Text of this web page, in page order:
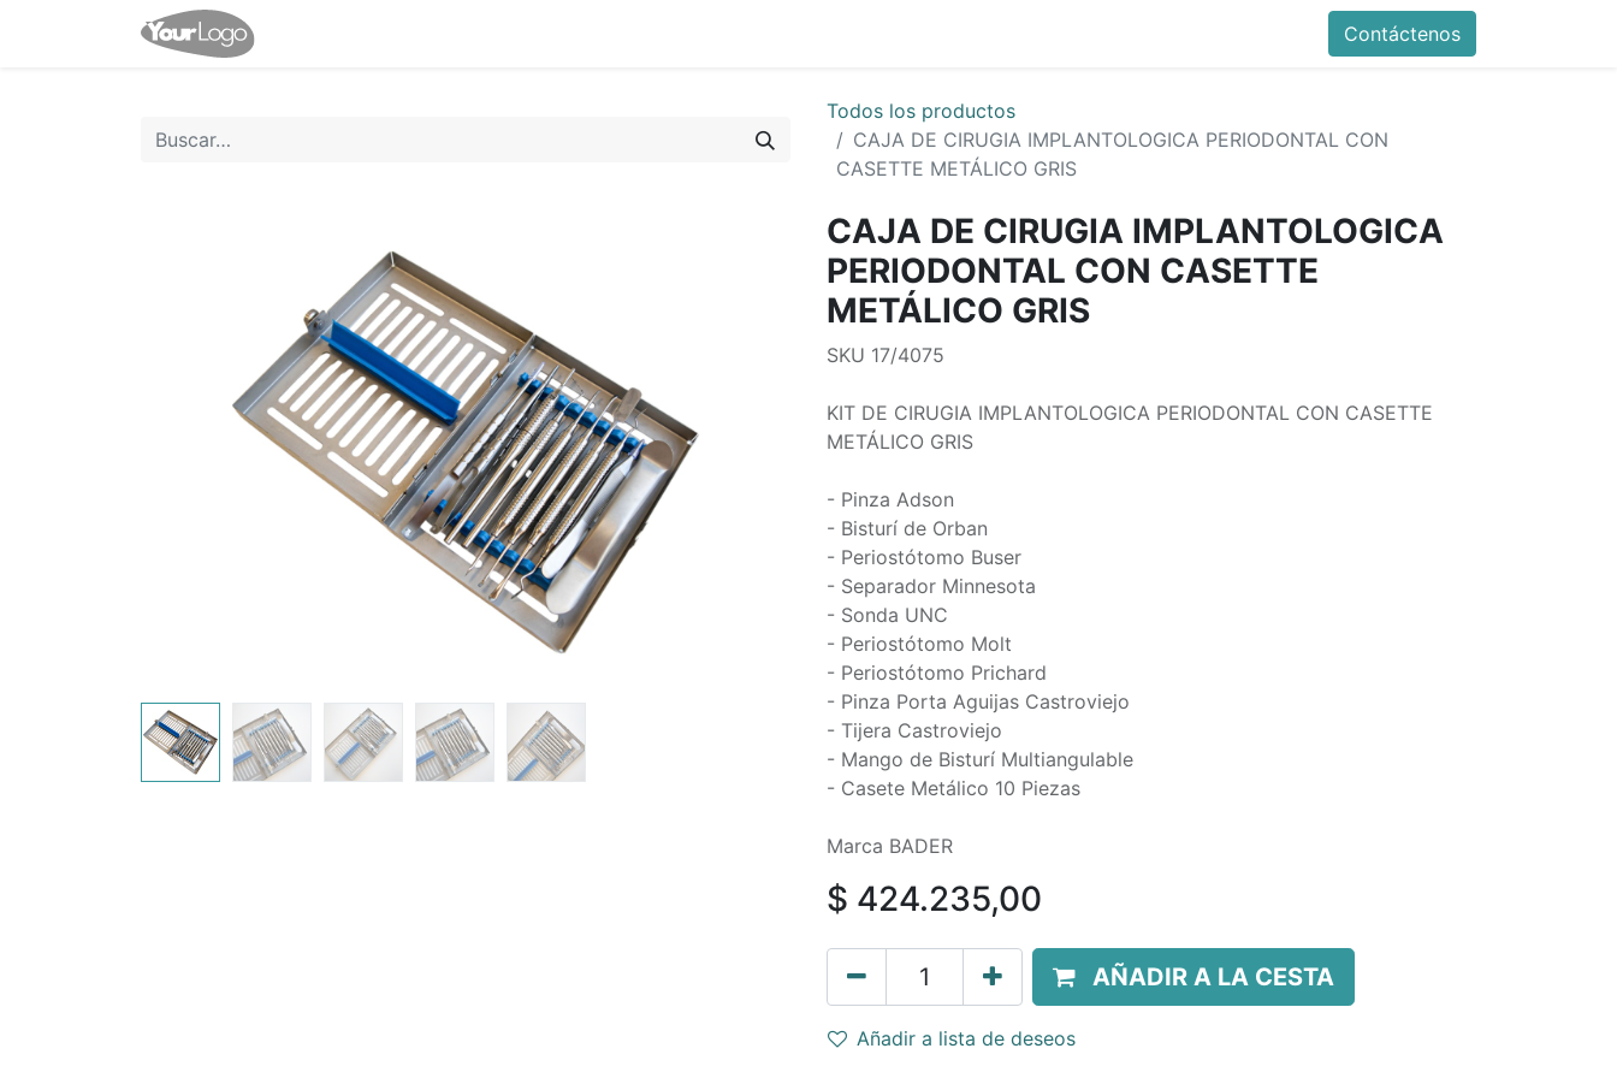
Contáctenos
Todos los productos
CAJA DE CIRUGIA IMPLANTOLOGICA PERIODONTAL CON
CASETTE METÁLICO GRIS
CAJA DE CIRUGIA IMPLANTOLOGICA
PERIODONTAL CON CASETTE
METÁLICO GRIS
SKU 17/4075
KIT DE CIRUGIA IMPLANTOLOGICA PERIODONTAL CON CASETTE
METÁLICO GRIS
- Pinza Adson
- Bisturí de Orban
- Periostótomo Buser
- Separador Minnesota
- Sonda UNC
- Periostótomo Molt
- Periostótomo Prichard
- Pinza Porta Aguijas Castroviejo
- Tijera Castroviejo
- Mango de Bisturí Multiangulable
- Casete Metálico 10 Piezas
Marca BADER
$ 424.235,00
AÑADIR A LA CESTA
Añadir a lista de deseos